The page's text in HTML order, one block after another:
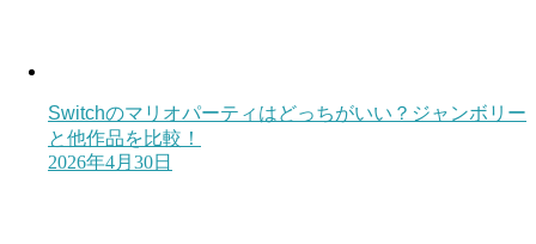
Switchのマリオパーティはどっちがいい？ジャンボリー
と他作品を比較！
2026年4月30日